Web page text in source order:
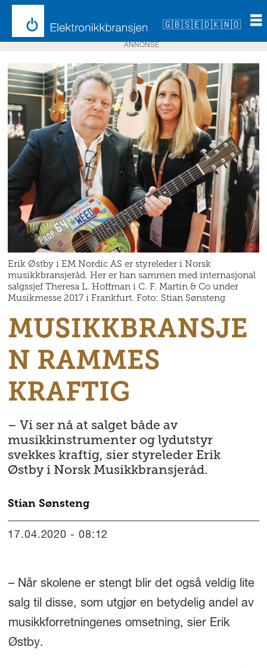
🇬🇧🇸🇪🇩🇰🇳🇴
ANNONSE
Erik Østby i EM Nordic AS er styreleder i Norsk
musikkbransjeråd. Her er han sammen med internasjonal
salgssjef Theresa L. Hoffman i C. F. Martin & Co under
Musikmesse 2017 i Frankfurt. Foto: Stian Sønsteng
MUSIKKBRANSJE
N RAMMES
KRAFTIG
– Vi ser nå at salget både av
musikkinstrumenter og lydutstyr
svekkes kraftig, sier styreleder Erik
Østby i Norsk Musikkbransjeråd.
Stian Sønsteng
17.04.2020 - 08:12
– Når skolene er stengt blir det også veldig lite
salg til disse, som utgjør en betydelig andel av
musikkforretningenes omsetning, sier Erik
Østby.